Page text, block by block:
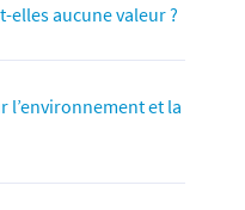
elles aucune valeur ?
l’environnement et la